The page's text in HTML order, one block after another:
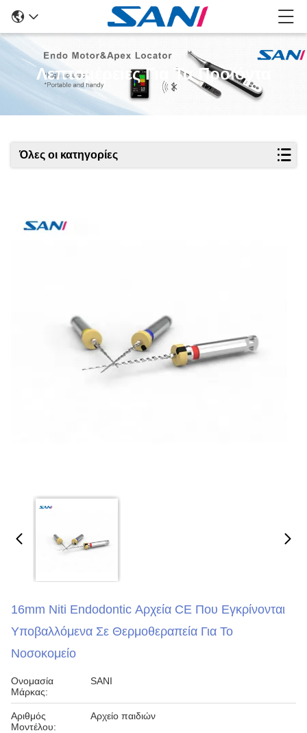
Λεπτομέρειες Για Τα Προϊόντα
Όλες οι κατηγορίες
16mm Niti Endodontic Αρχεία CE Που Εγκρίνονται
Υποβαλλόμενα Σε Θερμοθεραπεία Για Το
Νοσοκομείο
Ονομασία
Μάρκας:
SANI
Αριθμός
Μοντέλου:
Αρχείο παιδιών